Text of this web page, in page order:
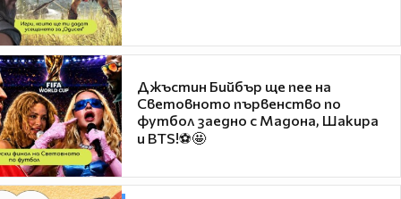
Джъстин Бийбър ще пее на
Световното първенство по
футбол заедно с Мадона, Шакира
и BTS!⚽🤩